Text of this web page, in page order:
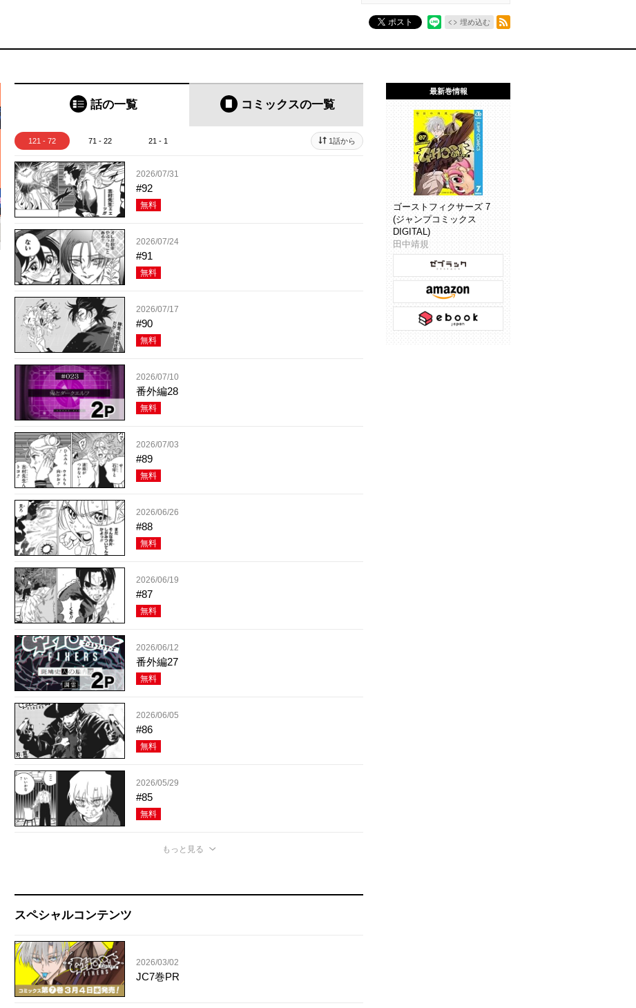
ポスト 埋め込む
話の一覧 コミックスの一覧
121 - 72 71 - 22 21 - 1 1話から
2026/07/31
#92
無料
2026/07/24
#91
無料
2026/07/17
#90
無料
2026/07/10
番外編28
無料
2026/07/03
#89
無料
2026/06/26
#88
無料
2026/06/19
#87
無料
2026/06/12
番外編27
無料
2026/06/05
#86
無料
2026/05/29
#85
無料
もっと見る
スペシャルコンテンツ
2026/03/02
JC7巻PR
最新巻情報
ゴーストフィクサーズ 7
(ジャンプコミックス
DIGITAL)
田中靖規